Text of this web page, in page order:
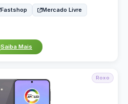
Fastshop
Mercado Livre
Saiba Mais
Roxo